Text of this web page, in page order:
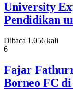
University
Pendidikan
Dibaca 1.056 kali
6
Fajar
Borneo FC